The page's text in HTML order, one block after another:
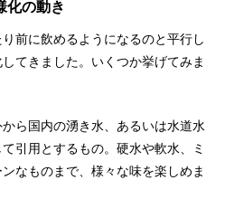
化の動き
前に飲めるようになるのと平行し
てきました。いくつか挙げてみま
ら国内の湧き水、あるいは水道水
引用とするもの。硬水や軟水、ミ
なものまで、様々な味を楽しめま